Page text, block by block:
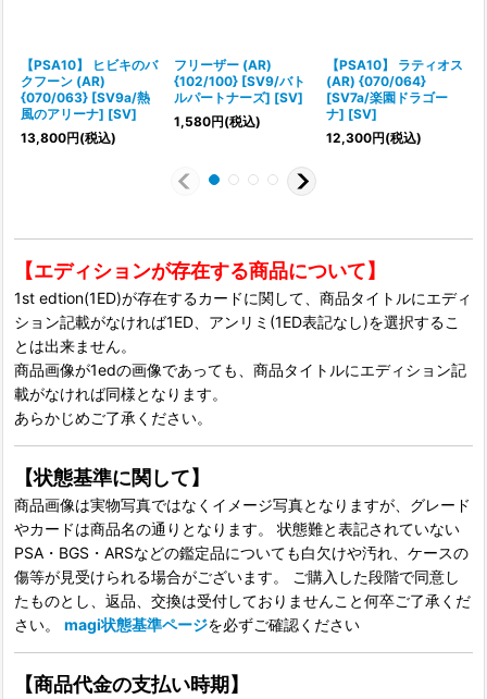
【PSA10】 ヒビキのバ
クフーン (AR)
{070/063} [SV9a/熱
風のアリーナ] [SV]
13,800円(税込)
フリーザー (AR)
{102/100} [SV9/バト
ルパートナーズ] [SV]
1,580円(税込)
【PSA10】 ラティオス
(AR) {070/064}
[SV7a/楽園ドラゴー
ナ] [SV]
12,300円(税込)
【エディションが存在する商品について】
1st edtion(1ED)が存在するカードに関して、商品タイトルにエディ
ション記載がなければ1ED、アンリミ(1ED表記なし)を選択するこ
とは出来ません。
商品画像が1edの画像であっても、商品タイトルにエディション記
載がなければ同様となります。
あらかじめご了承ください。
【状態基準に関して】
商品画像は実物写真ではなくイメージ写真となりますが、グレード
やカードは商品名の通りとなります。 状態難と表記されていない
PSA・BGS・ARSなどの鑑定品についても白欠けや汚れ、ケースの
傷等が見受けられる場合がございます。 ご購入した段階で同意し
たものとし、返品、交換は受付しておりませんこと何卒ご了承くだ
さい。 magi状態基準ページを必ずご確認ください
【商品代金の支払い時期】